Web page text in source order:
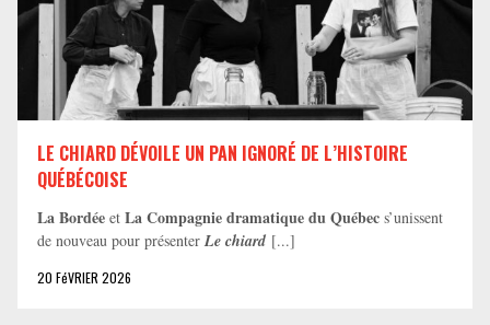
LE CHIARD DÉVOILE UN PAN IGNORÉ DE L’HISTOIRE
QUÉBÉCOISE
La Bordée et La Compagnie dramatique du Québec s’unissent
de nouveau pour présenter Le chiard [...]
20 FéVRIER 2026